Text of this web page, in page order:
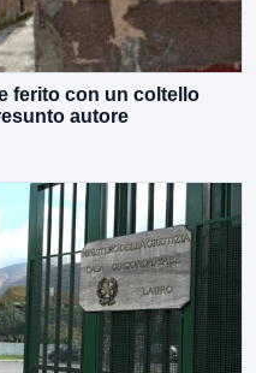
ferito con un coltello
autore